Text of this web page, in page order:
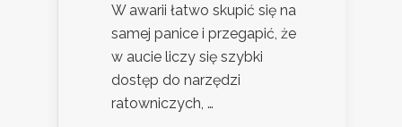
W awarii łatwo skupić się na
samej panice i przegapić, że
w aucie liczy się szybki
dostęp do narzędzi
ratowniczych, …